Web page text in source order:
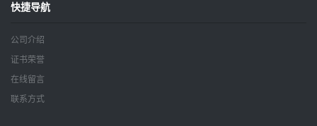
快捷导航
公司介绍
证书荣誉
在线留言
联系方式